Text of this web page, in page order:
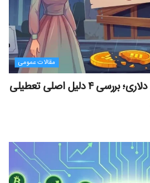
مقالات عمومی
پایان تلخ پروژه‌های میلیون دلاری؛ بررسی ۴ دلیل اصلی تعطیلی